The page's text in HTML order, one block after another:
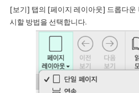
[보기] 탭의 [페이지 레이아웃] 드롭다운
시할 방법을 선택합니다.